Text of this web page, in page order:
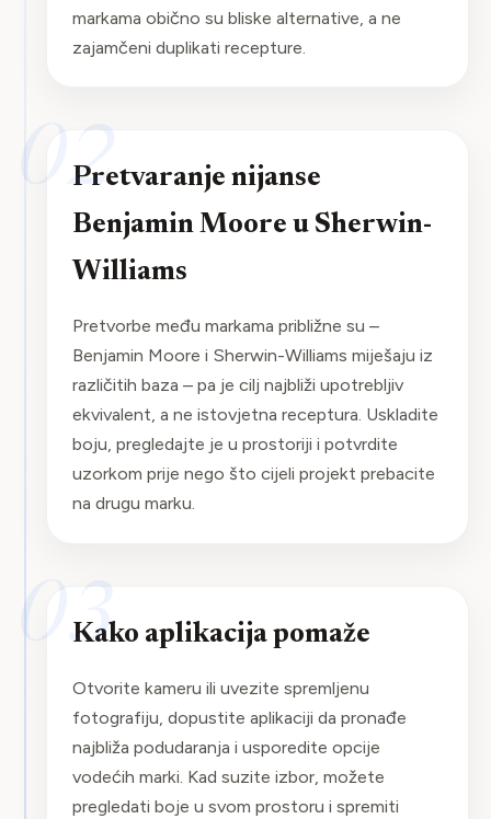
markama obično su bliske alternative, a ne
zajamčeni duplikati recepture.
02
Pretvaranje nijanse
Benjamin Moore u Sherwin-
Williams
Pretvorbe među markama približne su –
Benjamin Moore i Sherwin-Williams miješaju iz
različitih baza – pa je cilj najbliži upotrebljiv
ekvivalent, a ne istovjetna receptura. Uskladite
boju, pregledajte je u prostoriji i potvrdite
uzorkom prije nego što cijeli projekt prebacite
na drugu marku.
03
Kako aplikacija pomaže
Otvorite kameru ili uvezite spremljenu
fotografiju, dopustite aplikaciji da pronađe
najbliža podudaranja i usporedite opcije
vodećih marki. Kad suzite izbor, možete
pregledati boje u svom prostoru i spremiti